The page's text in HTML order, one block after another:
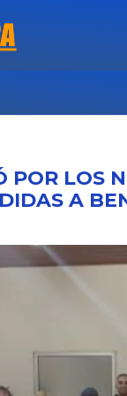
POR LOS
A
,NOTICIAS
BATTO
CUP